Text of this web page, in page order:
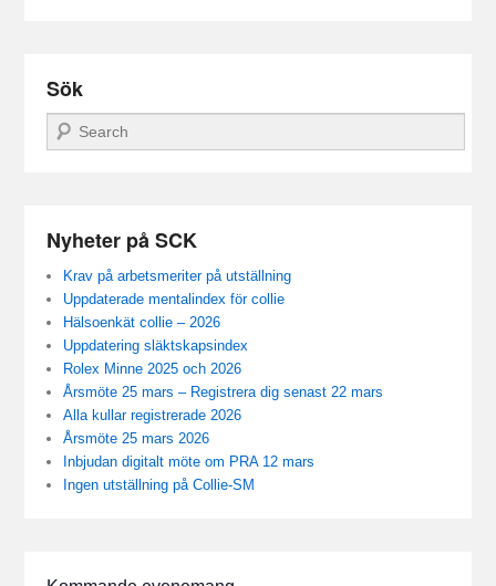
Sök
Sök
Nyheter på SCK
Krav på arbetsmeriter på utställning
Uppdaterade mentalindex för collie
Hälsoenkät collie – 2026
Uppdatering släktskapsindex
Rolex Minne 2025 och 2026
Årsmöte 25 mars – Registrera dig senast 22 mars
Alla kullar registrerade 2026
Årsmöte 25 mars 2026
Inbjudan digitalt möte om PRA 12 mars
Ingen utställning på Collie-SM